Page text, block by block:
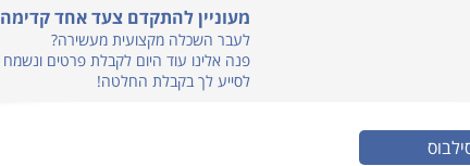
מעוניין להתקדם צעד אחד קדימה
לעבר השכלה מקצועית מעשירה?
פנה אלינו עוד היום לקבלת פרטים ונשמח
לסייע לך בקבלת החלטה!